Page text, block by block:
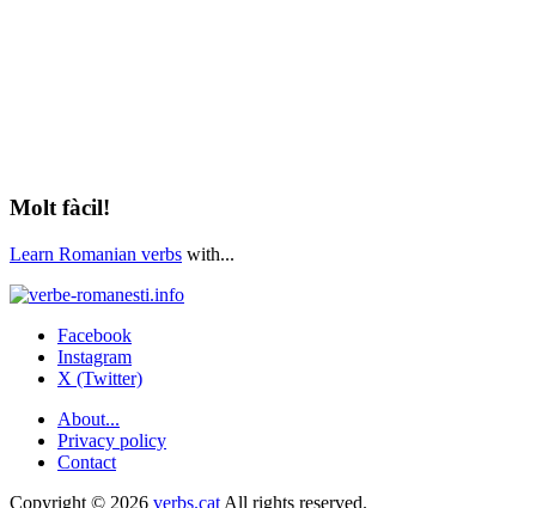
Molt fàcil!
Learn Romanian verbs with...
Facebook
Instagram
X (Twitter)
About...
Privacy policy
Contact
Copyright © 2026 verbs.cat All rights reserved.